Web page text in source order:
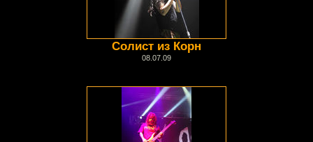
Солист из Корн
08.07.09